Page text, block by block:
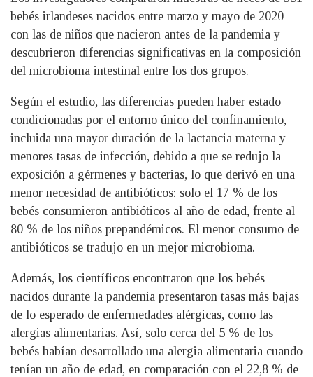
bebés irlandeses nacidos entre marzo y mayo de 2020
con las de niños que nacieron antes de la pandemia y
descubrieron diferencias significativas en la composición
del microbioma intestinal entre los dos grupos.
Según el estudio, las diferencias pueden haber estado
condicionadas por el entorno único del confinamiento,
incluida una mayor duración de la lactancia materna y
menores tasas de infección, debido a que se redujo la
exposición a gérmenes y bacterias, lo que derivó en una
menor necesidad de antibióticos: solo el 17 % de los
bebés consumieron antibióticos al año de edad, frente al
80 % de los niños prepandémicos. El menor consumo de
antibióticos se tradujo en un mejor microbioma.
Además, los científicos encontraron que los bebés
nacidos durante la pandemia presentaron tasas más bajas
de lo esperado de enfermedades alérgicas, como las
alergias alimentarias. Así, solo cerca del 5 % de los
bebés habían desarrollado una alergia alimentaria cuando
tenían un año de edad, en comparación con el 22,8 % de